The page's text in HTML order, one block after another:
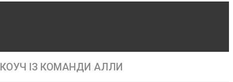
КОУЧ ІЗ КОМАНДИ АЛЛИ